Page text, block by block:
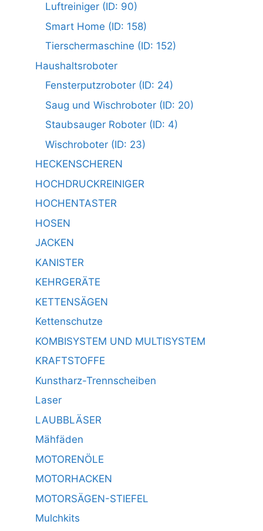
Luftreiniger (ID: 90)
Smart Home (ID: 158)
Tierschermaschine (ID: 152)
Haushaltsroboter
Fensterputzroboter (ID: 24)
Saug und Wischroboter (ID: 20)
Staubsauger Roboter (ID: 4)
Wischroboter (ID: 23)
HECKENSCHEREN
HOCHDRUCKREINIGER
HOCHENTASTER
HOSEN
JACKEN
KANISTER
KEHRGERÄTE
KETTENSÄGEN
Kettenschutze
KOMBISYSTEM UND MULTISYSTEM
KRAFTSTOFFE
Kunstharz-Trennscheiben
Laser
LAUBBLÄSER
Mähfäden
MOTORENÖLE
MOTORHACKEN
MOTORSÄGEN-STIEFEL
Mulchkits